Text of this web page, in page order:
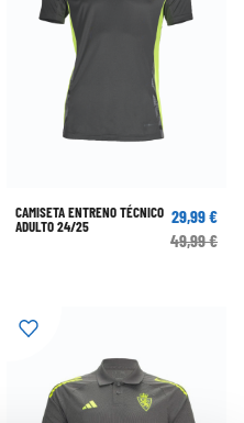
CAMISETA ENTRENO TÉCNICO
ADULTO 24/25
29,99 €
49,99 €